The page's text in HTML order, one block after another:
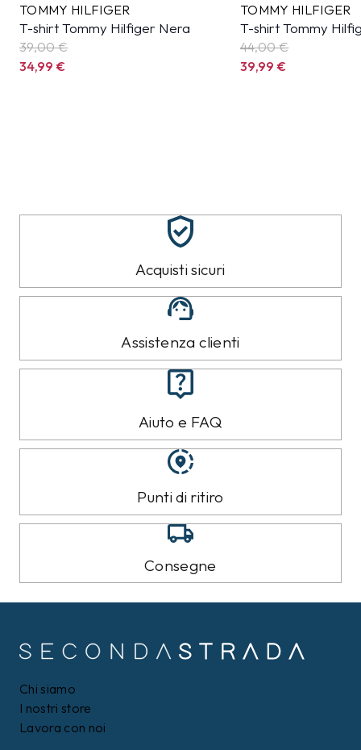
TOMMY HILFIGER
T-shirt Tommy Hilfiger Nera
39,00 €
34,99€
TOMMY HILFIGER
T-shirt Tommy
44,00 €
39,99€
Acquisti sicuri
Assistenza clienti
Aiuto e FAQ
Punti di ritiro
Consegne
Chi siamo
I nostri store
Lavora con noi